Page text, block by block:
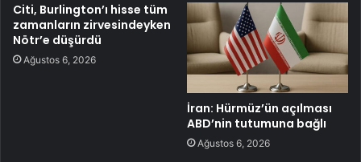
Citi, Burlington’ı hisse tüm
zamanların zirvesindeyken
Nötr’e düşürdü
Ağustos 6, 2026
İran: Hürmüz’ün açılması
ABD’nin tutumuna bağlı
Ağustos 6, 2026